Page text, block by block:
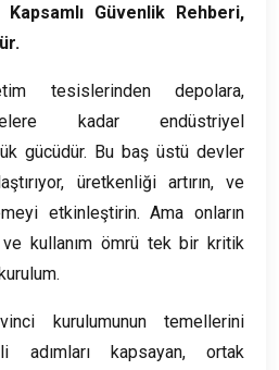
Güvenlik Rehberi,
tesislerinden depolara,
kadar endüstriyel
gücüdür. Bu baş üstü devler
üretkenliği artırın, ve
etkinleştirin. Ama onların
ve kullanım ömrü tek bir kritik
kurulumunun temellerini
adımları kapsayan, ortak